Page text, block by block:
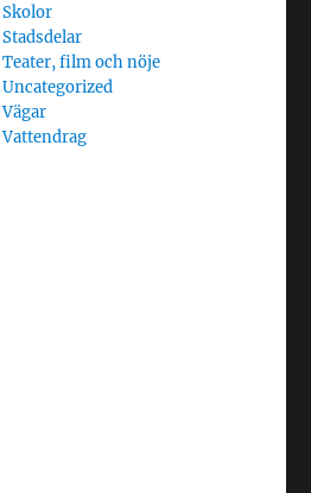
Skolor
Stadsdelar
Teater, film och nöje
Uncategorized
Vägar
Vattendrag